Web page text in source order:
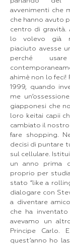
avvenimenti che
che hanno avuto
centro di gravità.
lo volevo già
piaciuto avesse
perché
ahimè non lo feci!
1999, quando
me
giapponesi che
loro keitai capii
cambiato il
fare shopping.
decisi di puntare
sul cellulare.
un anno prima
proprio per
stato “like a
dialogare con
a diventare
che ha inventato
avevamo un
Principe Carlo.
quest’anno ho